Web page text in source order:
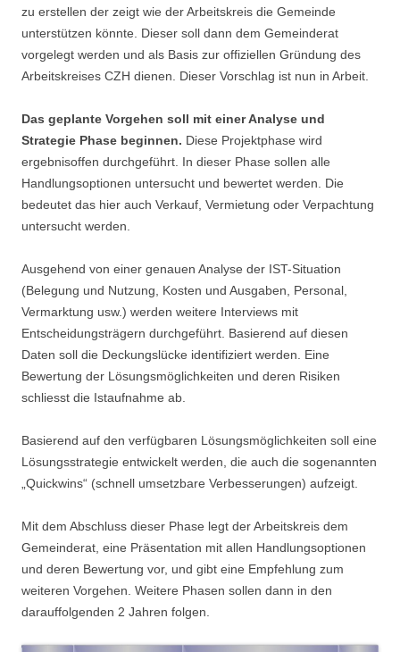
zu erstellen der zeigt wie der Arbeitskreis die Gemeinde
unterstützen könnte. Dieser soll dann dem Gemeinderat
vorgelegt werden und als Basis zur offiziellen Gründung des
Arbeitskreises CZH dienen. Dieser Vorschlag ist nun in Arbeit.
Das geplante Vorgehen soll mit einer Analyse und
Strategie Phase beginnen. Diese Projektphase wird
ergebnisoffen durchgeführt. In dieser Phase sollen alle
Handlungsoptionen untersucht und bewertet werden. Die
bedeutet das hier auch Verkauf, Vermietung oder Verpachtung
untersucht werden.
Ausgehend von einer genauen Analyse der IST-Situation
(Belegung und Nutzung, Kosten und Ausgaben, Personal,
Vermarktung usw.) werden weitere Interviews mit
Entscheidungsträgern durchgeführt. Basierend auf diesen
Daten soll die Deckungslücke identifiziert werden. Eine
Bewertung der Lösungsmöglichkeiten und deren Risiken
schliesst die Istaufnahme ab.
Basierend auf den verfügbaren Lösungsmöglichkeiten soll eine
Lösungsstrategie entwickelt werden, die auch die sogenannten
„Quickwins“ (schnell umsetzbare Verbesserungen) aufzeigt.
Mit dem Abschluss dieser Phase legt der Arbeitskreis dem
Gemeinderat, eine Präsentation mit allen Handlungsoptionen
und deren Bewertung vor, und gibt eine Empfehlung zum
weiteren Vorgehen. Weitere Phasen sollen dann in den
darauffolgenden 2 Jahren folgen.